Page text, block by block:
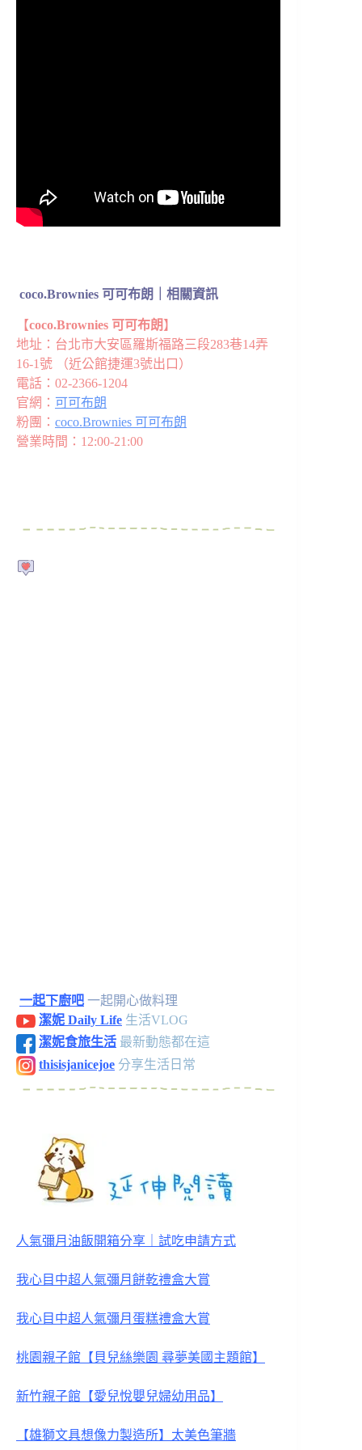
coco.Brownies 可可布朗｜相關資訊
【coco.Brownies 可可布朗】
地址：台北市大安區羅斯福路三段283巷14弄
16-1號 （近公館捷運3號出口）
電話：02-2366-1204
官網： 可可布朗
粉團： coco.Brownies 可可布朗
營業時間：12:00-21:00
一起下廚吧 一起開心做料理
潔妮 Daily Life 生活VLOG
潔妮食旅生活 最新動態都在這
thisisjanicejoe 分享生活日常
人氣彌月油飯開箱分享｜試吃申請方式
我心目中超人氣彌月餅乾禮盒大賞
我心目中超人氣彌月蛋糕禮盒大賞
桃園親子館【貝兒絲樂園 尋夢美國主題館】
新竹親子館【愛兒悅嬰兒婦幼用品】
【雄獅文具想像力製造所】太美色筆牆